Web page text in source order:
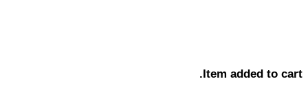
Item added to cart.